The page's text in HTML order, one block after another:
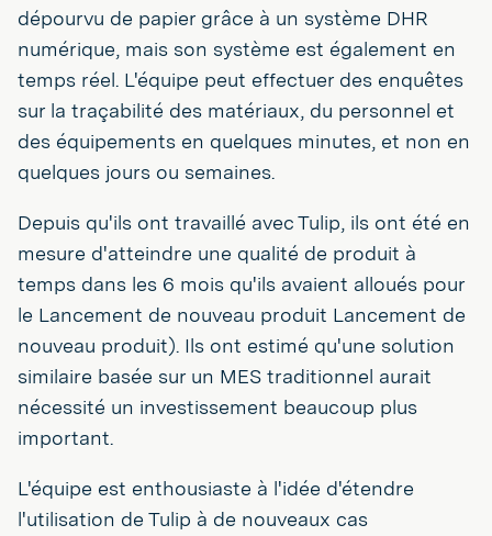
dépourvu de papier grâce à un système DHR
numérique, mais son système est également en
temps réel. L'équipe peut effectuer des enquêtes
sur la traçabilité des matériaux, du personnel et
des équipements en quelques minutes, et non en
quelques jours ou semaines.
Depuis qu'ils ont travaillé avec Tulip, ils ont été en
mesure d'atteindre une qualité de produit à
temps dans les 6 mois qu'ils avaient alloués pour
le Lancement de nouveau produit Lancement de
nouveau produit). Ils ont estimé qu'une solution
similaire basée sur un MES traditionnel aurait
nécessité un investissement beaucoup plus
important.
L'équipe est enthousiaste à l'idée d'étendre
l'utilisation de Tulip à de nouveaux cas